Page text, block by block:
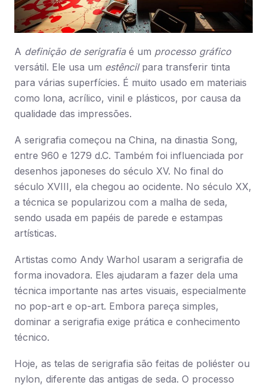
A definição de serigrafiaé um processo gráfico
versátil. Ele usa um estêncilpara transferir tinta
para várias superfícies. É muito usado em materiais
como lona, acrílico, vinil e plásticos, por causa da
qualidade das impressões.
A serigrafia começou na China, na dinastia Song,
entre 960 e 1279 d.C. Também foi influenciada por
desenhos japoneses do século XV. No final do
século XVIII, ela chegou ao ocidente. No século XX,
a técnica se popularizou com a malha de seda,
sendo usada em papéis de parede e estampas
artísticas.
Artistas como Andy Warhol usaram a serigrafia de
forma inovadora. Eles ajudaram a fazer dela uma
técnica importante nas artes visuais, especialmente
no pop-art e op-art. Embora pareça simples,
dominar a serigrafia exige prática e conhecimento
técnico.
Hoje, as telas de serigrafia são feitas de poliéster ou
nylon, diferente das antigas de seda. O processo